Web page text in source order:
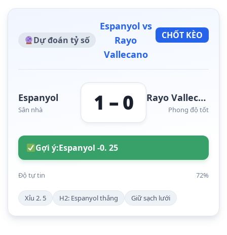
Dự đoán tỷ số
Espanyol vs
Rayo
Vallecano
CHỐT KÈO
Espanyol
Sân nhà 1 – 0 Rayo Vallecano
Phong độ tốt
Gợi ý:Espanyol -0. 25
Độ tự tin 72%
Xỉu 2. 5 H2: Espanyol thắng Giữ sạch lưới